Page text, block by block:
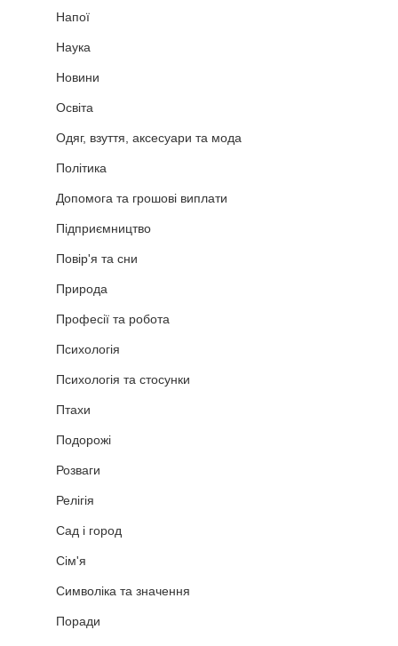
Напої
Наука
Новини
Освіта
Одяг, взуття, аксесуари та мода
Політика
Допомога та грошові виплати
Підприємництво
Повір'я та сни
Природа
Професії та робота
Психологія
Психологія та стосунки
Птахи
Подорожі
Розваги
Релігія
Сад і город
Сім'я
Символіка та значення
Поради